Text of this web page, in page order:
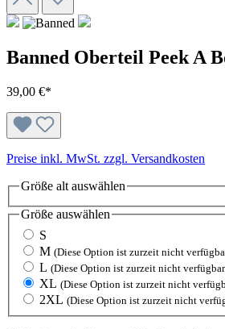
Banned Oberteil Peek A
39,00 €*
Preise inkl. MwSt. zzgl. Versandkosten
Größe alt auswählen
Größe auswählen
S
M (Diese Option ist zurzeit nicht
L (Diese Option ist zurzeit nicht
XL (Diese Option ist zurzeit nicht
2XL (Diese Option ist zurzeit nicht